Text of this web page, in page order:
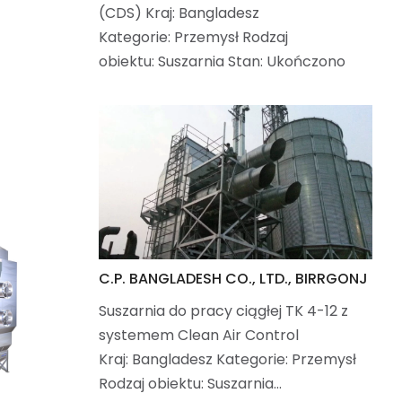
(CDS) Kraj: Bangladesz
Kategorie: Przemysł Rodzaj
obiektu: Suszarnia Stan: Ukończono
C.P. BANGLADESH CO., LTD., BIRRGONJ
Suszarnia do pracy ciągłej TK 4-12 z
systemem Clean Air Control
Kraj: Bangladesz Kategorie: Przemysł
Rodzaj obiektu: Suszarnia…